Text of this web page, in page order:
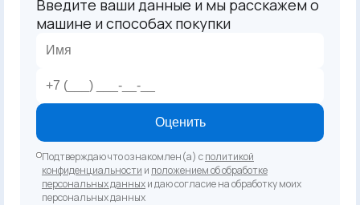
Введите ваши данные и мы расскажем о
машине и способах покупки
Оценить
Подтверждаю что ознакомлен(а) сполитикой
конфиденциальности и положением об обработке
персональных данныхи даю согласие на обработку моих
персональных данных